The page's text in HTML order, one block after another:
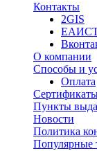
Контакты
2GIS
О компании
Способы и
Оплата
Пункты
Новости
Политика
Популярные